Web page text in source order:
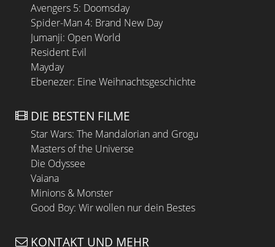
Avengers 5: Doomsday
Spider-Man 4: Brand New Day
Jumanji: Open World
Resident Evil
Mayday
Ebenezer: Eine Weihnachtsgeschichte
DIE BESTEN FILME
Star Wars: The Mandalorian and Grogu
Masters of the Universe
Die Odyssee
Vaiana
Minions & Monster
Good Boy: Wir wollen nur dein Bestes
KONTAKT UND MEHR